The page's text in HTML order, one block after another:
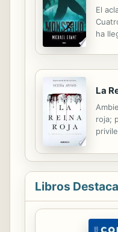
El
ha
La
roja;
Libros